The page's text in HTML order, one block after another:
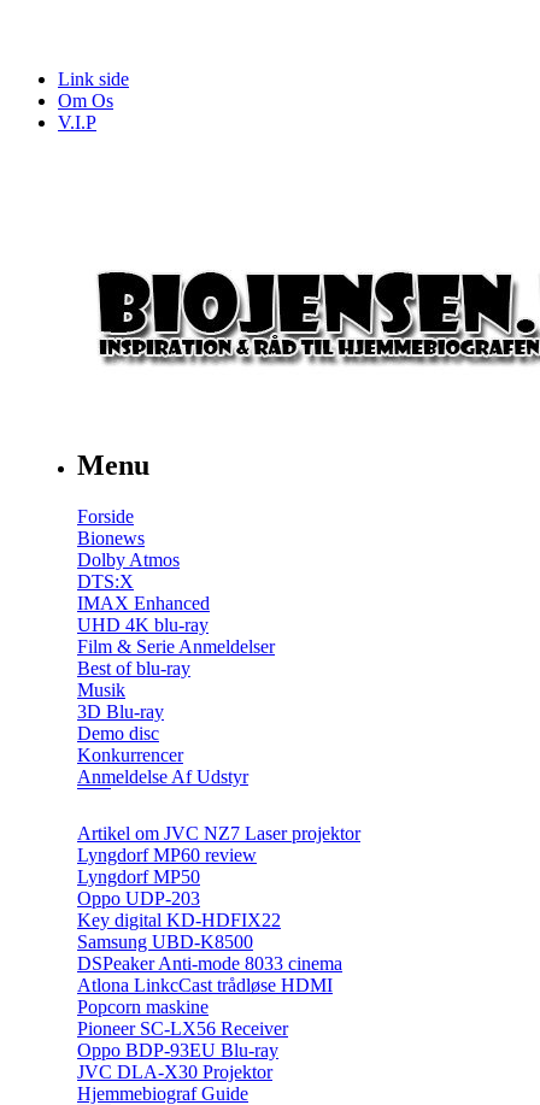
Link side
Om Os
V.I.P
Menu
Forside
Bionews
Dolby Atmos
DTS:X
IMAX Enhanced
UHD 4K blu-ray
Film & Serie Anmeldelser
Best of blu-ray
Musik
3D Blu-ray
Demo disc
Konkurrencer
Anmeldelse Af Udstyr
Artikel om JVC NZ7 Laser projektor
Lyngdorf MP60 review
Lyngdorf MP50
Oppo UDP-203
Key digital KD-HDFIX22
Samsung UBD-K8500
DSPeaker Anti-mode 8033 cinema
Atlona LinkcCast trådløse HDMI
Popcorn maskine
Pioneer SC-LX56 Receiver
Oppo BDP-93EU Blu-ray
JVC DLA-X30 Projektor
Hjemmebiograf Guide